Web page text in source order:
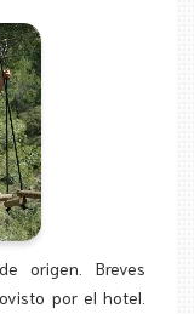
origen. Breves
por el hotel.